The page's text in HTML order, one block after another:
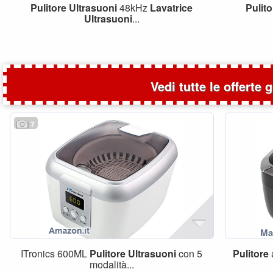
Pulitore Ultrasuoni48kHz Lavatrice
Ultrasuoni...
Vedi tutte le offerte
7
ITronics 600ML Pulitore Ultrasuonicon 5
modalità...
Pulitore